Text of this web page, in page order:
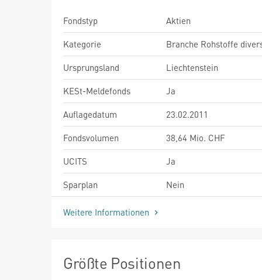
Fondstyp
Aktien
Kategorie
Branche Rohstoffe
Ursprungsland
Liechtenstein
KESt-Meldefonds
Ja
Auflagedatum
23.02.2011
Fondsvolumen
38,64 Mio. CHF
UCITS
Ja
Sparplan
Nein
Weitere Informationen
Größte Positionen